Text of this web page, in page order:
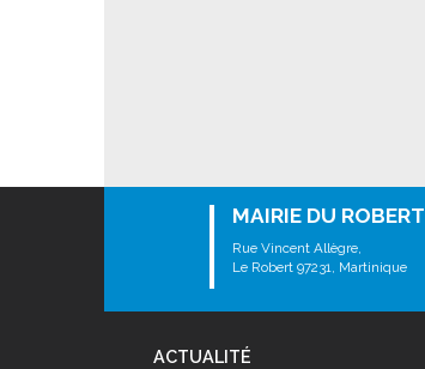
Infos sargasse
MAIRIE DU ROBERT
Rue Vincent Allègre,
Le Robert 97231, Martinique
ACTUALITÉ